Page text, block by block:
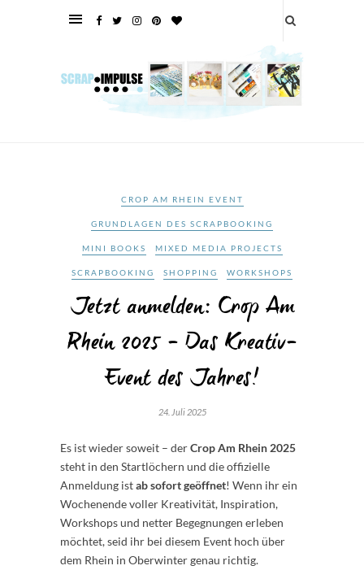
CROP AM RHEIN EVENT
GRUNDLAGEN DES SCRAPBOOKING
MINI BOOKS MIXED MEDIA PROJECTS
SCRAPBOOKING SHOPPING WORKSHOPS
Jetzt anmelden: Crop Am
Rhein 2025 – Das Kreativ-
Event des Jahres!
24. Juli 2025
Es ist wieder soweit – derCrop Am Rhein 2025
steht in den Startlöchern und die offizielle
Anmeldung istab sofort geöffnet! Wenn ihr ein
Wochenende voller Kreativität, Inspiration,
Workshops und netter Begegnungen erleben
möchtet, seid ihr bei diesem Event hoch über
dem Rhein in Oberwinter genau richtig.